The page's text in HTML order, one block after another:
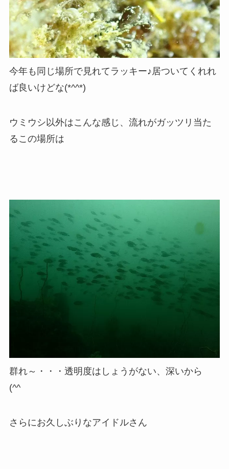
今年も同じ場所で見れてラッキー♪居ついてくれれ
ば良いけどな(*^^*)
ウミウシ以外はこんな感じ、流れがガッツリ当た
るこの場所は
群れ～・・・透明度はしょうがない、深いから
(^^ゞ
さらにお久しぶりなアイドルさん